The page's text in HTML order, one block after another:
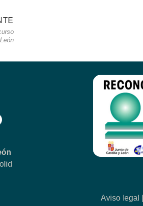
entrada
Aviso legal